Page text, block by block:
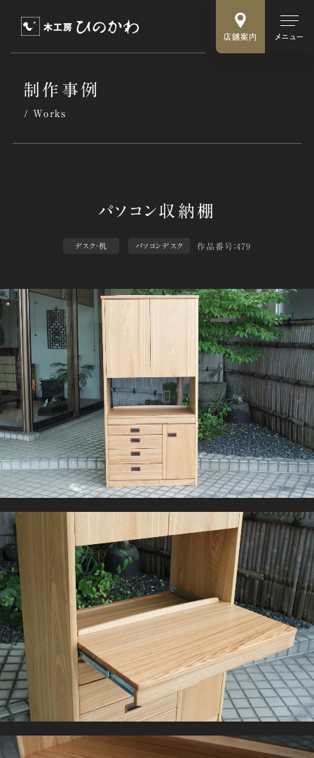
店舗案内 メニュー
制作事例
Works
デスク・机 パソコンデスク 作品番号：479